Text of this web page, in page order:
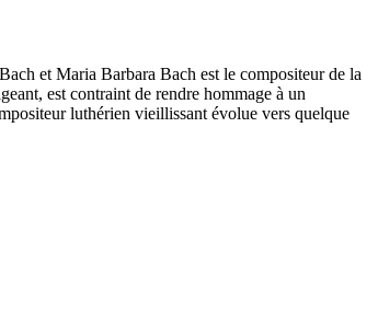
et Maria Barbara Bach est le compositeur de la
est contraint de rendre hommage à un
luthérien vieillissant évolue vers quelque